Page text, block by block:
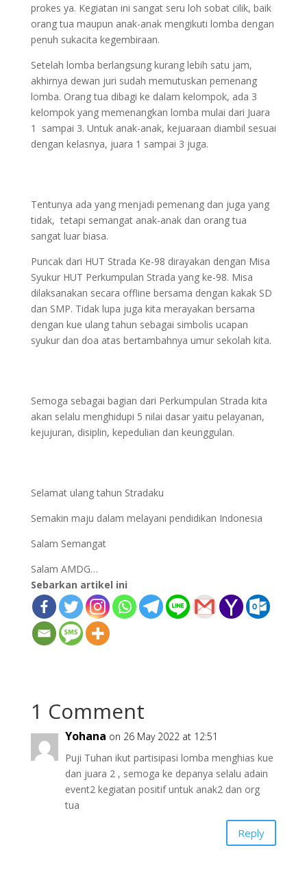
prokes ya. Kegiatan ini sangat seru loh sobat cilik, baik
orang tua maupun anak-anak mengikuti lomba dengan
penuh sukacita kegembiraan.
Setelah lomba berlangsung kurang lebih satu jam,
akhirnya dewan juri sudah memutuskan pemenang
lomba. Orang tua dibagi ke dalam kelompok, ada 3
kelompok yang memenangkan lomba mulai dari Juara
1 sampai 3. Untuk anak-anak, kejuaraan diambil sesuai
dengan kelasnya, juara 1 sampai 3 juga.
Tentunya ada yang menjadi pemenang dan juga yang
tidak, tetapi semangat anak-anak dan orang tua
sangat luar biasa.
Puncak dari HUT Strada Ke-98 dirayakan dengan Misa
Syukur HUT Perkumpulan Strada yang ke-98. Misa
dilaksanakan secara offline bersama dengan kakak SD
dan SMP. Tidak lupa juga kita merayakan bersama
dengan kue ulang tahun sebagai simbolis ucapan
syukur dan doa atas bertambahnya umur sekolah kita.
Semoga sebagai bagian dari Perkumpulan Strada kita
akan selalu menghidupi 5 nilai dasar yaitu pelayanan,
kejujuran, disiplin, kepedulian dan keunggulan.
Selamat ulang tahun Stradaku
Semakin maju dalam melayani pendidikan Indonesia
Salam Semangat
Salam AMDG…
Sebarkan artikel ini
1 Comment
Yohana on 26 May 2022 at 12:51
Puji Tuhan ikut partisipasi lomba menghias kue
dan juara 2 , semoga ke depanya selalu adain
event2 kegiatan positif untuk anak2 dan org
tua
Reply